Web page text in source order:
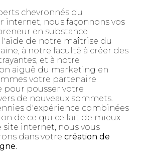
chevronnés du
internet, nous façonnons vos
en substance
de notre maîtrise du
à notre faculté à créer des
et à notre
aiguë du marketing en
votre partenaire
pour pousser votre
de nouveaux sommets.
d'expérience combinées
de ce qui ce fait de mieux
site internet, nous vous
dans votre création de